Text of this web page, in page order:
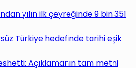
yılın ilk çeyreğinde 9 bin 351
Türkiye hedefinde tarihi eşik
Açıklamanın tam metni